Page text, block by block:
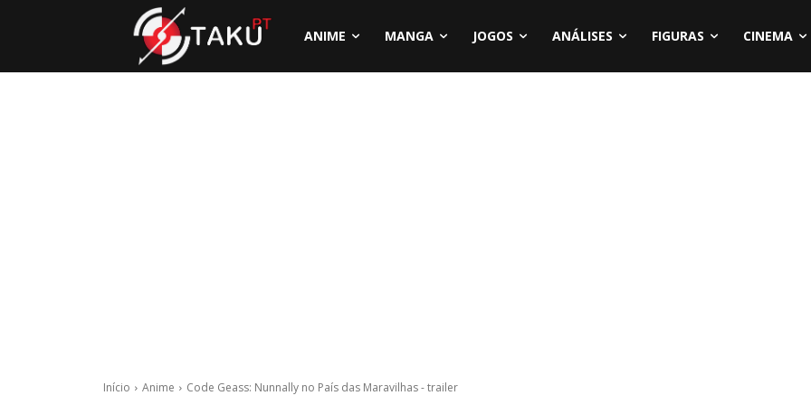
ANIME MANGA JOGOS ANÁLISES FIGURAS CINEMA
Início Anime Code Geass: Nunnally no País das Maravilhas - trailer